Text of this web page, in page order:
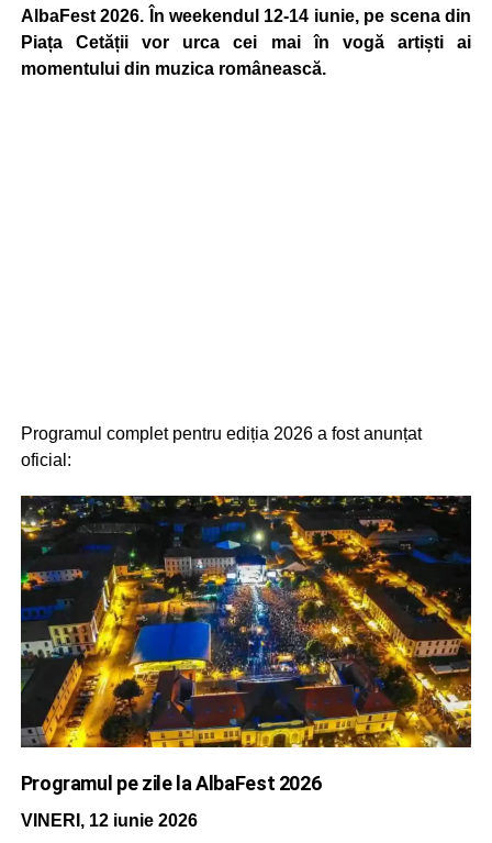
AlbaFest 2026. În weekendul 12-14 iunie, pe scena din
Piața Cetății vor urca cei mai în vogă artiști ai
momentului din muzica românească.
Programul complet pentru ediția 2026 a fost anunțat
oficial:
Programul pe zile la AlbaFest 2026
VINERI, 12 iunie 2026